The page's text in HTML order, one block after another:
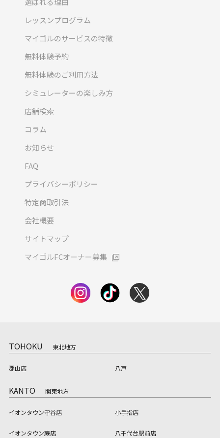
レッスンプログラム
マイゴルのサービスの特徴
無料体験予約
無料体験のご利用方法
シミュレーターの楽しみ方
店舗検索
コラム
お知らせ
FAQ
プライバシーポリシー
特定商取引法
会社概要
サイトマップ
マイゴルFCオーナー募集
TOHOKU 東北地方
郡山店 八戸
KANTO 関東地方
イオンタウン守谷店 小手指店
イオンタウン蕨店 八千代台駅前店